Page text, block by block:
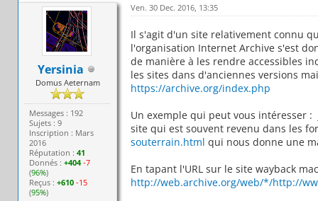
Yersinia
Domus Aeternam
Messages : 192
Sujets : 9
Inscription : Mars
2016
Réputation :41
Donnés :+404 -7
(96%)
Reçus :+610 -15
(95%)
Ven. 30 Dec. 2016, 13:35
Il s'agit d'un site relativement connu
l'organisation Internet Archive s'est
de manière à les rendre accessibles
les sites dans d'anciennes versions
https://archive.org/index.php
Un exemple qui peut vous intéresser
site qui est souvent revenu dans les
souterrain.html qui nous donne une
En tapant l'URL sur le site wayback
http://web.archive.org/web/*/http://